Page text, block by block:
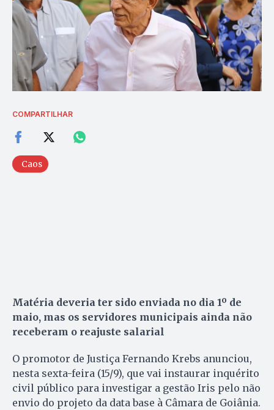
COMPARTILHAR
Caos
Matéria deveria ter sido enviada no dia 1º de
maio, mas os servidores municipais ainda não
receberam o reajuste salarial
O promotor de Justiça Fernando Krebs anunciou,
nesta sexta-feira (15/9), que vai instaurar inquérito
civil público para investigar a gestão Iris pelo não
envio do projeto da data base à Câmara de Goiânia.